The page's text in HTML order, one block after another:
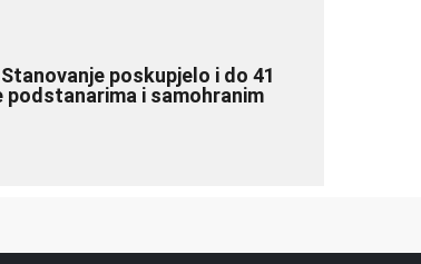
poskupjelo i do 41
i samohranim